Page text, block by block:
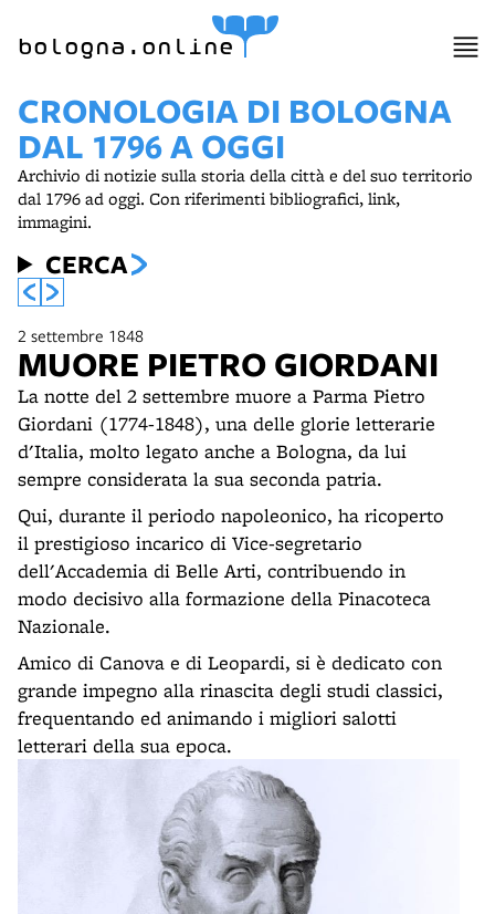
bologna.online
CRONOLOGIA DI BOLOGNA
DAL 1796 A OGGI
Archivio di notizie sulla storia della città e del suo territorio
dal 1796 ad oggi. Con riferimenti bibliografici, link,
immagini.
CERCA
2 settembre 1848
MUORE PIETRO GIORDANI
La notte del 2 settembre muore a Parma Pietro
Giordani (1774-1848), una delle glorie letterarie
d'Italia, molto legato anche a Bologna, da lui
sempre considerata la sua seconda patria.
Qui, durante il periodo napoleonico, ha ricoperto
il prestigioso incarico di Vice-segretario
dell'Accademia di Belle Arti, contribuendo in
modo decisivo alla formazione della Pinacoteca
Nazionale.
Amico di Canova e di Leopardi, si è dedicato con
grande impegno alla rinascita degli studi classici,
frequentando ed animando i migliori salotti
letterari della sua epoca.